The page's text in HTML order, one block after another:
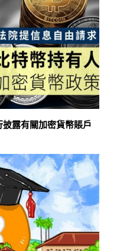
露有關加密貨幣賬戶